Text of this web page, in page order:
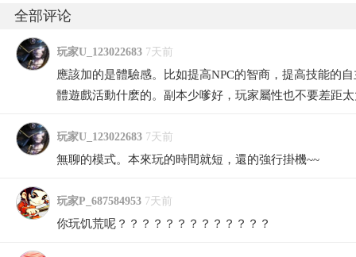
全部评论
玩家U_123022683 7天前
應該加的是體驗感。比如提高NPC的智商，提高技能的
體遊戲活動什麽的。副本少嗲好，玩家屬性也不要差距
玩家U_123022683 7天前
無聊的模式。本來玩的時間就短，還的強行掛機~~
玩家P_687584953 7天前
你玩饥荒呢？？？？？？？？？？？？？